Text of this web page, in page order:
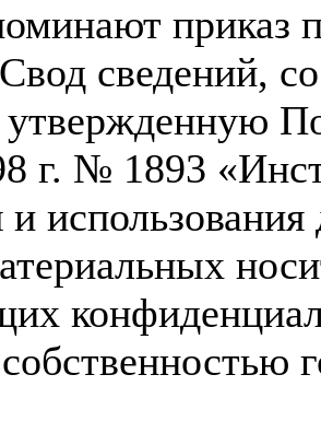
приказ
сведений,
утвержденную
г. № 1893
и